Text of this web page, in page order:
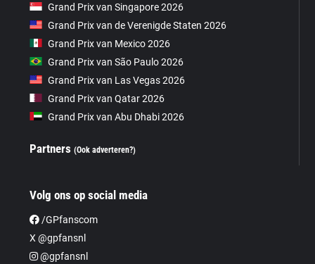
Grand Prix van Singapore 2026
Grand Prix van de Verenigde Staten 2026
Grand Prix van Mexico 2026
Grand Prix van São Paulo 2026
Grand Prix van Las Vegas 2026
Grand Prix van Qatar 2026
Grand Prix van Abu Dhabi 2026
Partners(Ook adverteren?)
Volg ons op social media
/GPfanscom
X @gpfansnl
@gpfansnl